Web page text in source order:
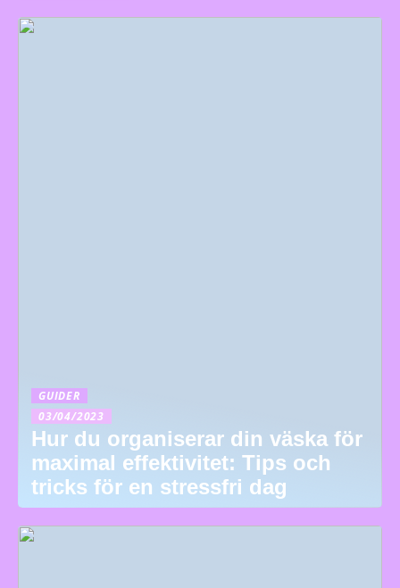
GUIDER
03/04/2023
Hur du organiserar din väska för
maximal effektivitet: Tips och
tricks för en stressfri dag